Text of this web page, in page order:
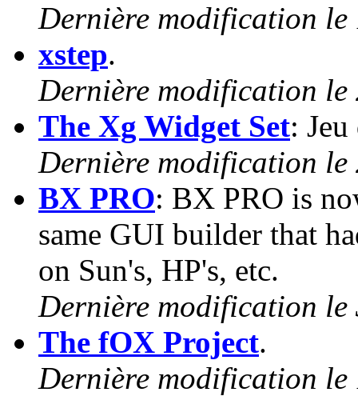
Dernière modification le
xstep.
Dernière modification le
The Xg Widget Set:
Dernière modification
BX PRO: BX PRO is
same GUI builder that
on Sun's, HP's, etc.
Dernière modification
The fOX Project.
Dernière modification le